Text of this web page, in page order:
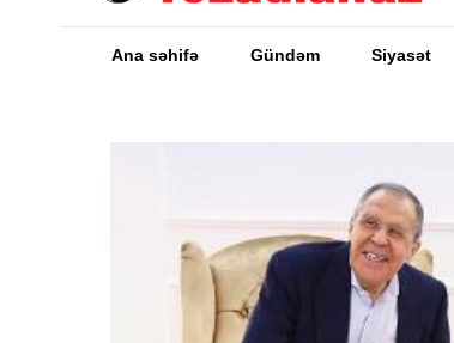
Ana səhifə Gündəm Siyasət